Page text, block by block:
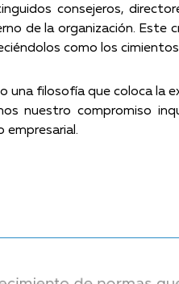
consejeros,
de la organización.
como los
filosofía que coloca la
nuestro compromiso